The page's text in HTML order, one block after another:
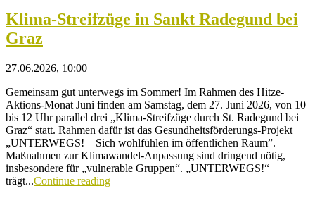
Klima-Streifzüge in Sankt Radegund bei
Graz
27.06.2026, 10:00
Gemeinsam gut unterwegs im Sommer! Im Rahmen des Hitze-
Aktions-Monat Juni finden am Samstag, dem 27. Juni 2026, von 10
bis 12 Uhr parallel drei „Klima-Streifzüge durch St. Radegund bei
Graz“ statt. Rahmen dafür ist das Gesundheitsförderungs-Projekt
„UNTERWEGS! – Sich wohlfühlen im öffentlichen Raum”.
Maßnahmen zur Klimawandel-Anpassung sind dringend nötig,
insbesondere für „vulnerable Gruppen“. „UNTERWEGS!“
trägt...Continue reading